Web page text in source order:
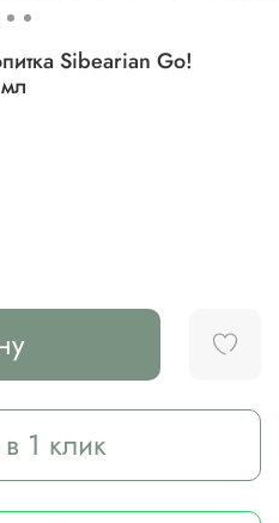
Sibearian Go!
1 клик